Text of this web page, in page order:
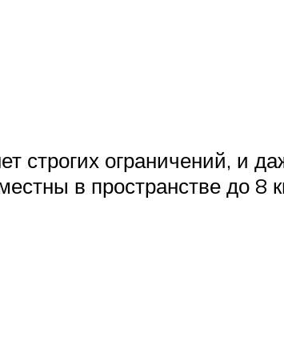
строгих ограничений, и
в пространстве до 8